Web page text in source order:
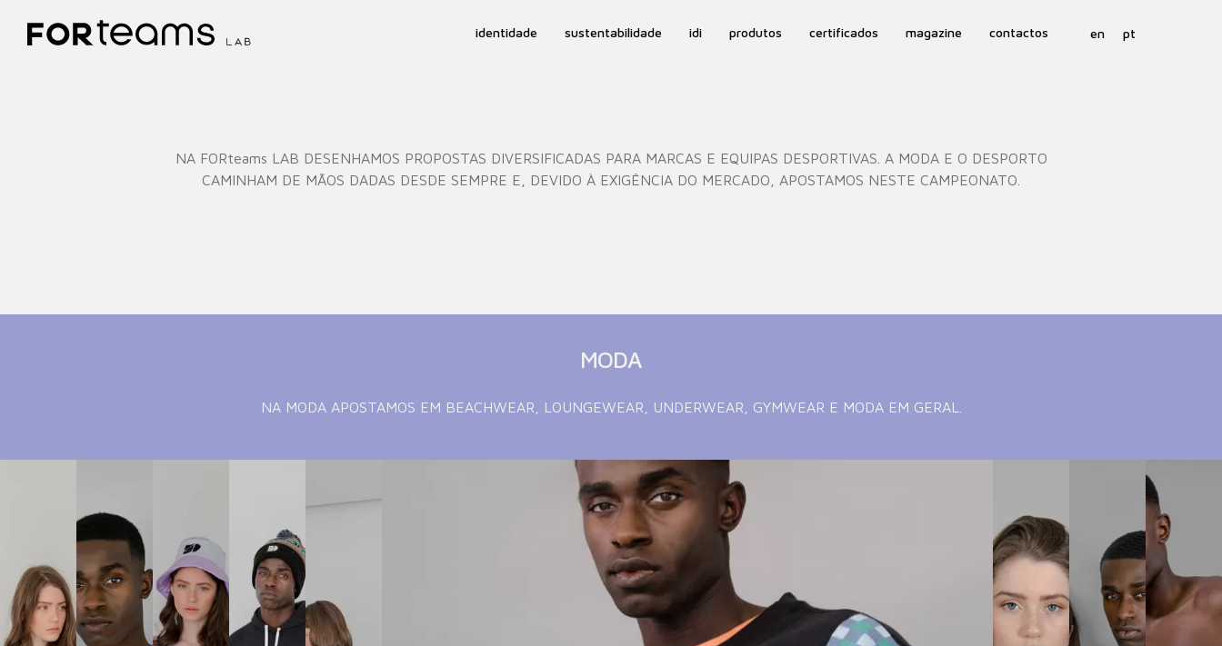
identidade sustentabilidade idi produtos certificados magazine contactos en pt
NA FORteams LAB DESENHAMOS PROPOSTAS DIVERSIFICADAS PARA MARCAS E EQUIPAS DESPORTIVAS. A MODA E O DESPORTO
CAMINHAM DE MÃOS DADAS DESDE SEMPRE E, DEVIDO À EXIGÊNCIA DO MERCADO, APOSTAMOS NESTE CAMPEONATO.
MODA
NA MODA APOSTAMOS EM BEACHWEAR, LOUNGEWEAR, UNDERWEAR, GYMWEAR E MODA EM GERAL.